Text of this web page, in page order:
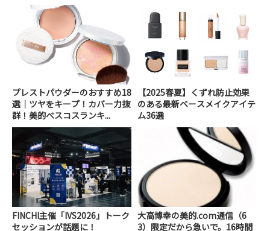
プレストパウダーのおすすめ18
選｜ツヤをキープ！カバー力抜
群！美的べスコスランキ...
【2025春夏】くずれ防止効果
のある最新ベースメイクアイテ
ム36選
FINCHI主催「IVS2026」トーク
セッションが話題に！
大高博幸の美的.com通信（6
3）限定だから急いで。16時間